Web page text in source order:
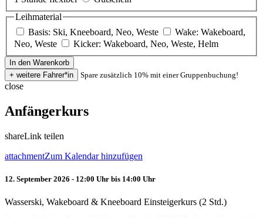
Leihmaterial
Basis: Ski, Kneeboard, Neo, Weste
Wake: Wakeboard,
Neo, Weste
Kicker: Wakeboard, Neo, Weste, Helm
Spare zusätzlich 10% mit einer Gruppenbuchung!
close
Anfängerkurs
shareLink teilen
attachmentZum Kalendar hinzufügen
12. September 2026 - 12:00 Uhr bis 14:00 Uhr
Wasserski, Wakeboard & Kneeboard Einsteigerkurs (2 Std.)